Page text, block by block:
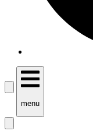
menu